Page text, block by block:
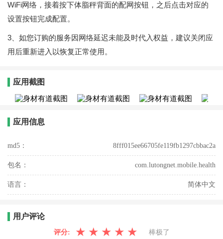
WiFi网络，接着按下体脂秤背面的配网按钮，之后点击对应的
设置按钮完成配置。
3、如您订购的服务因网络延迟未能及时代入权益，建议关闭应
用后重新进入以恢复正常使用。
应用截图
应用信息
md5： 8fff015ee66705fe119fb1297cbbac2a
包名： com.lutongnet.mobile.health
语言： 简体中文
用户评论
评分: ★ ★ ★ ★ ★ 棒极了